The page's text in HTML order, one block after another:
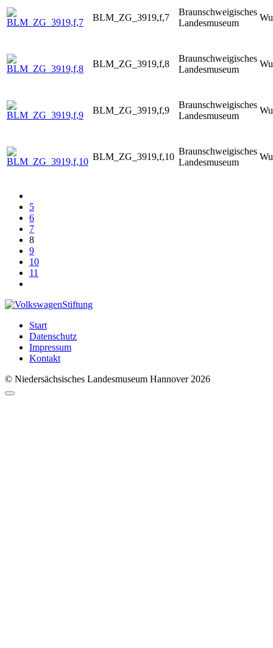
BLM_ZG_3919,f,7
Braunschweigisches
Landesmuseum
BLM_ZG_3919,f,8
Braunschweigisches
Landesmuseum
BLM_ZG_3919,f,9
Braunschweigisches
Landesmuseum
BLM_ZG_3919,f,10
Braunschweigisches
Landesmuseum
5
6
7
8
9
10
11
Start
Datenschutz
Impressum
Kontakt
© Niedersächsisches Landesmuseum Hannover 2026